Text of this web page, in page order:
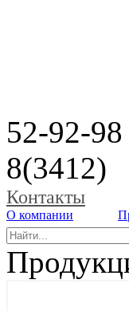
52-92-98
8(3412)
Контакты
О компании